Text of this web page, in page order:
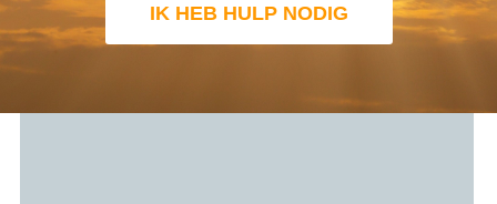
IK HEB HULP NODIG